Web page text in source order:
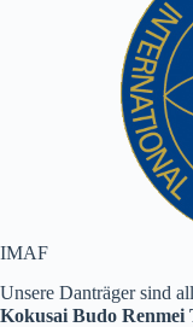
IMAF
Unsere Danträger sind
Kokusai Budo Renmei